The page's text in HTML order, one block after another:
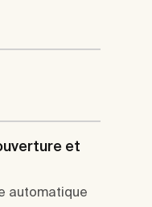
et
automatique